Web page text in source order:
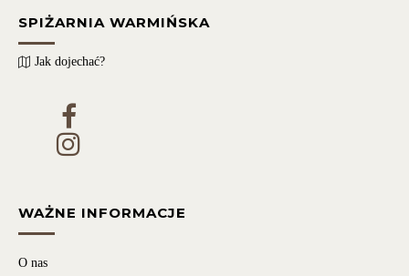
SPIŻARNIA WARMIŃSKA
Jak dojechać?
WAŻNE INFORMACJE
O nas